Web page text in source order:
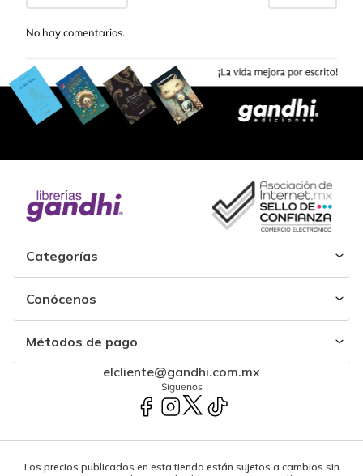
No hay comentarios.
Categorías
Conócenos
Métodos de pago
elcliente@gandhi.com.mx
Síguenos
Los precios publicados en esta tienda están sujetos a cambios sin